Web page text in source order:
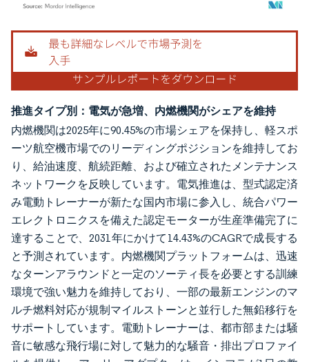
画像 © Mordor Intelligence。再利用にはCC BY 4.0の表示が必要です。
推進タイプ別：電気が急増、内燃機関がシェアを維持
内燃機関は2025年に90.45%の市場シェアを保持し、軽スポ
ーツ航空機市場でのリーディングポジションを維持してお
り、給油速度、航続距離、および確立されたメンテナンス
ネットワークを反映しています。電気推進は、型式認定済
み電動トレーナーが新たな国内市場に参入し、統合パワー
エレクトロニクスを備えた認定モーターが生産準備完了に
達することで、2031年にかけて14.43%のCAGRで成長する
と予測されています。内燃機関プラットフォームは、迅速
なターンアラウンドと一定のソーティ長を必要とする訓練
環境で強い魅力を維持しており、一部の最新エンジンのマ
ルチ燃料対応が規制マイルストーンと並行した無鉛移行を
サポートしています。電動トレーナーは、都市部または騒
音に敏感な飛行場に対して魅力的な騒音・排出プロファイ